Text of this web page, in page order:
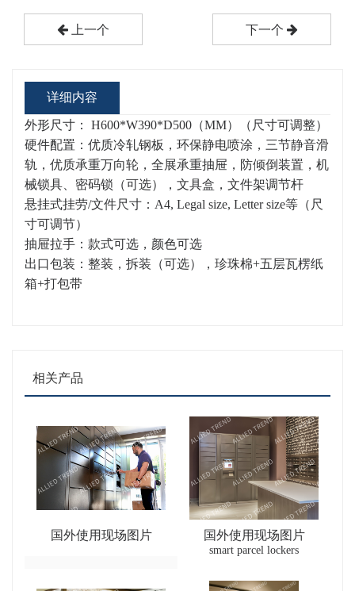
上一个 下一个
详细内容
外形尺寸： H600*W390*D500（MM）（尺寸可调整）
硬件配置：优质冷轧钢板，环保静电喷涂，三节静音滑
轨，优质承重万向轮，全展承重抽屉，防倾倒装置，机
械锁具、密码锁（可选），文具盒，文件架调节杆
悬挂式挂劳/文件尺寸：A4, Legal size, Letter size等（尺
寸可调节）
抽屉拉手：款式可选，颜色可选
出口包装：整装，拆装（可选），珍珠棉+五层瓦楞纸
箱+打包带
相关产品
国外使用现场图片 国外使用现场图片
smart parcel lockers